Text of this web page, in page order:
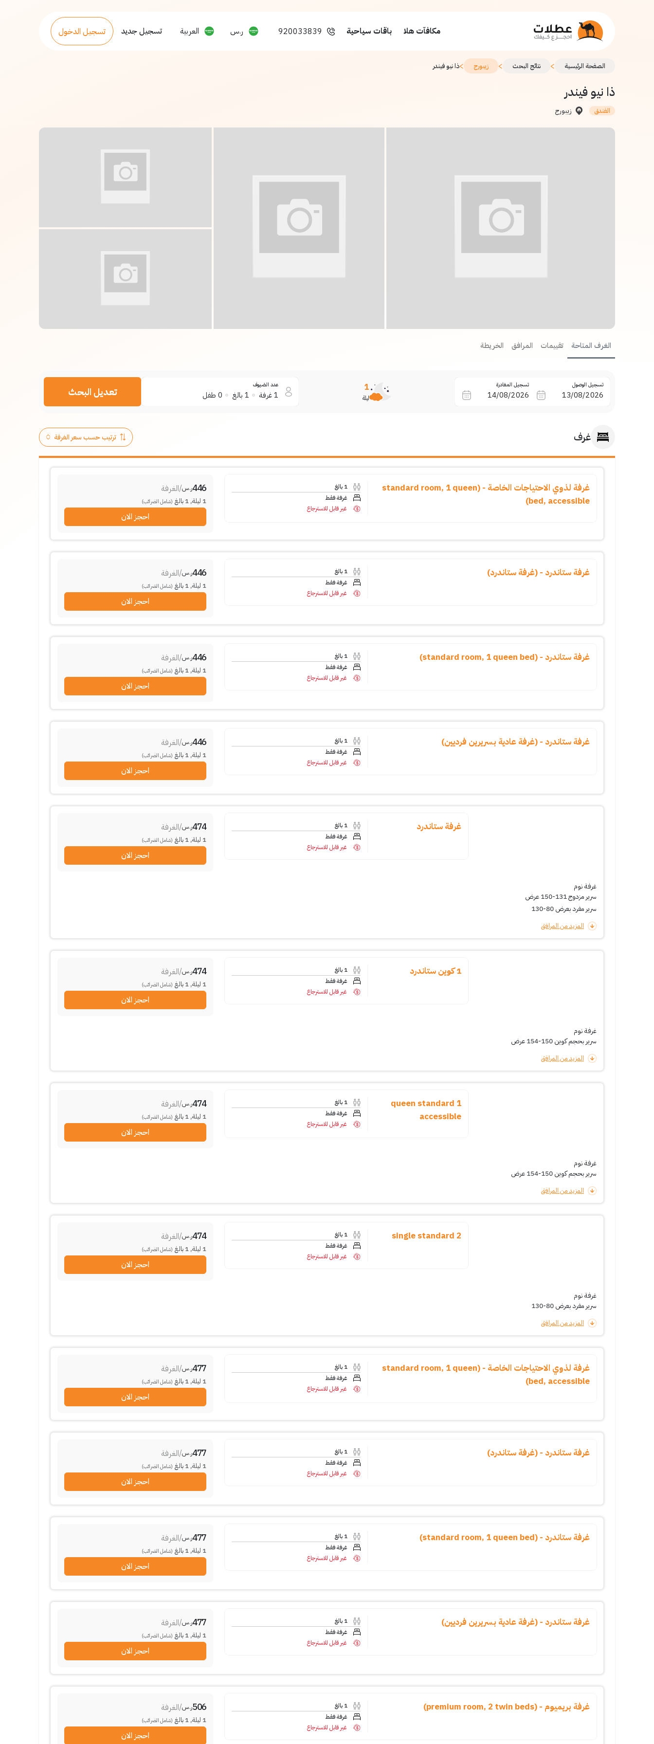
مكافآت هلا باقات سياحية 920033839 ر.س العربية تسجيل جديد تسجيل الدخول
الصفحة الرئيسية > نتائج البحث > زيبورج >ذا نيو فيندر
ذا نيو فيندر
الفندق زيبورج
الغرف المتاحة تقييمات المرافق الخريطة
تسجيل الوصول تسجيل المغادرة 1
ليلة
عدد الضيوف
1غرفة 1 بالغ 0 طفل تعديل البحث
غرف
غرفة لذوي الاحتياجات الخاصة - (standard room, 1 queen
bed, accessible)
1 بالغ
غرفة فقط
غير قابل للاسترجاع
446ر.س/الغرفة
1 ليلة,
1 بالغ (شامل الضرائب)
احجز الان
غرفة ستاندرد - (غرفة ستاندرد) 1 بالغ
غرفة فقط
غير قابل للاسترجاع
446ر.س/الغرفة
1 ليلة,
1 بالغ (شامل الضرائب)
احجز الان
غرفة ستاندرد - (standard room, 1 queen bed) 1 بالغ
غرفة فقط
غير قابل للاسترجاع
446ر.س/الغرفة
1 ليلة,
1 بالغ (شامل الضرائب)
احجز الان
غرفة ستاندرد - (غرفة عادية بسريرين فرديين) 1 بالغ
غرفة فقط
غير قابل للاسترجاع
446ر.س/الغرفة
1 ليلة,
1 بالغ (شامل الضرائب)
احجز الان
غرفة نوم
سرير مزدوج 131-150 عرض
سرير مفرد بعرض 80-130
المزيد من المرافق
غرفة ستاندرد 1 بالغ
غرفة فقط
غير قابل للاسترجاع
474ر.س/الغرفة
1 ليلة,
1 بالغ (شامل الضرائب)
احجز الان
غرفة نوم
سرير بحجم كوين 150-154 عرض
المزيد من المرافق
1 كوين ستاندرد 1 بالغ
غرفة فقط
غير قابل للاسترجاع
474ر.س/الغرفة
1 ليلة,
1 بالغ (شامل الضرائب)
احجز الان
غرفة نوم
سرير بحجم كوين 150-154 عرض
المزيد من المرافق
1 queen standard
accessible
1 بالغ
غرفة فقط
غير قابل للاسترجاع
474ر.س/الغرفة
1 ليلة,
1 بالغ (شامل الضرائب)
احجز الان
غرفة نوم
سرير مفرد بعرض 80-130
المزيد من المرافق
2 single standard
1 بالغ
غرفة فقط
غير قابل للاسترجاع
474ر.س/الغرفة
1 ليلة,
1 بالغ (شامل الضرائب)
احجز الان
غرفة لذوي الاحتياجات الخاصة - (standard room, 1 queen
bed, accessible)
1 بالغ
غرفة فقط
غير قابل للاسترجاع
477ر.س/الغرفة
1 ليلة,
1 بالغ (شامل الضرائب)
احجز الان
غرفة ستاندرد - (غرفة ستاندرد) 1 بالغ
غرفة فقط
غير قابل للاسترجاع
477ر.س/الغرفة
1 ليلة,
1 بالغ (شامل الضرائب)
احجز الان
غرفة ستاندرد - (standard room, 1 queen bed) 1 بالغ
غرفة فقط
غير قابل للاسترجاع
477ر.س/الغرفة
1 ليلة,
1 بالغ (شامل الضرائب)
احجز الان
غرفة ستاندرد - (غرفة عادية بسريرين فرديين) 1 بالغ
غرفة فقط
غير قابل للاسترجاع
477ر.س/الغرفة
1 ليلة,
1 بالغ (شامل الضرائب)
احجز الان
غرفة بريميوم - (premium room, 2 twin beds) 1 بالغ
غرفة فقط
غير قابل للاسترجاع
506ر.س/الغرفة
1 ليلة,
1 بالغ (شامل الضرائب)
احجز الان